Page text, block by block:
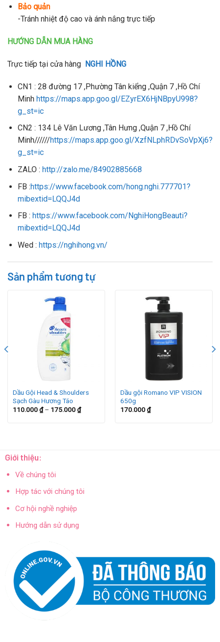
Bảo quản
-Tránh nhiệt độ cao và ánh nắng trực tiếp
HƯỚNG DẪN MUA HÀNG
Trực tiếp tại cửa hàng NGHI HỒNG
CN1 : 28 đường 17 ,Phường Tân kiểng ,Quận 7 ,Hồ Chí
Minh https://maps.app.goo.gl/EZyrEX6HjNBpyU998?
g_st=ic
CN2 : 134 Lê Văn Lương ,Tân Hưng ,Quận 7 ,Hồ Chí
Minh//////https://maps.app.goo.gl/XzfNLphRDvSoVpXj6?
g_st=ic
ZALO : http://zalo.me/84902885668
FB :https://www.facebook.com/hong.nghi.777701?
mibextid=LQQJ4d
FB : https://www.facebook.com/NghiHongBeauti?
mibextid=LQQJ4d
Wed : https://nghihong.vn/
Sản phẩm tương tự
Dầu Gội Head & Shoulders
Sạch Gàu Hương Táo
110.000₫– 175.000₫
Dầu gội Romano VIP VISION
650g
170.000₫
Giới thiệu:
Về chúng tôi
Hợp tác với chúng tôi
Cơ hội nghề nghiệp
Hướng dẫn sử dụng